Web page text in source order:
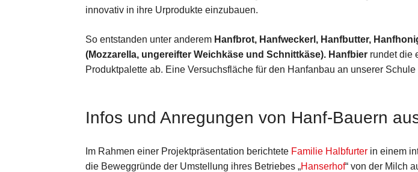
innovativ in ihre Urprodukte einzubauen.
So entstanden unter anderem Hanfbrot, Hanfweckerl, Hanfbutter,
(Mozzarella, ungereifter Weichkäse und Schnittkäse). Hanfbier rundet die
Produktpalette ab. Eine Versuchsfläche für den Hanfanbau an unserer
Infos und Anregungen von Hanf-Bauern
Im Rahmen einer Projektpräsentation berichtete Familie Halbfurter in einem
die Beweggründe der Umstellung ihres Betriebes „Hanserhof“ von der Milch